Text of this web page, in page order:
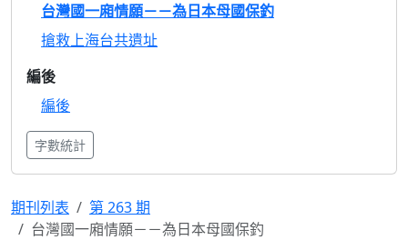
台灣國一廂情願－－為日本母國保釣
搶救上海台共遺址
編後
編後
字數統計
期刊列表
第 263 期
台灣國一廂情願－－為日本母國保釣